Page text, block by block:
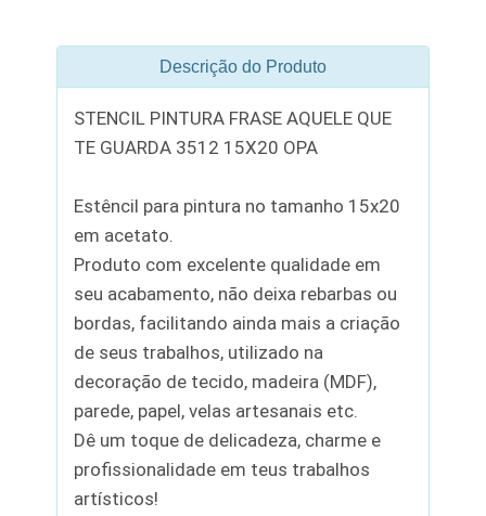
Descrição do Produto
STENCIL PINTURA FRASE AQUELE QUE
TE GUARDA 3512 15X20 OPA
Estêncil para pintura no tamanho 15x20
em acetato.
Produto com excelente qualidade em
seu acabamento, não deixa rebarbas ou
bordas, facilitando ainda mais a criação
de seus trabalhos, utilizado na
decoração de tecido, madeira (MDF),
parede, papel, velas artesanais etc.
Dê um toque de delicadeza, charme e
profissionalidade em teus trabalhos
artísticos!